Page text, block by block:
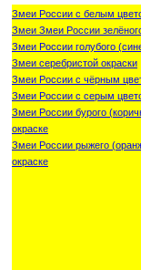
Змеи России с белым
Змеи Змеи России
Змеи России голубого
Змеи серебристой окраски
Змеи России с чёрным
Змеи России с серым
Змеи России бурого
окраске
Змеи России рыжего
окраске